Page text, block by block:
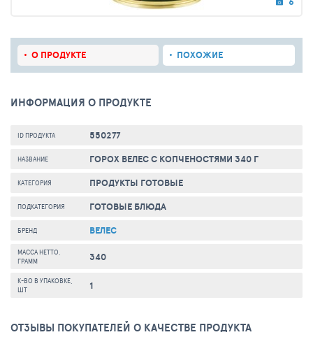
О ПРОДУКТЕ ПОХОЖИЕ
ИНФОРМАЦИЯ О ПРОДУКТЕ
ID ПРОДУКТА 550277
НАЗВАНИЕ ГОРОХ ВЕЛЕС С КОПЧЕНОСТЯМИ 340 Г
КАТЕГОРИЯ ПРОДУКТЫ ГОТОВЫЕ
ПОДКАТЕГОРИЯ ГОТОВЫЕ БЛЮДА
БРЕНД ВЕЛЕС
МАССА НЕТТО,
ГРАММ
340
К-ВО В УПАКОВКЕ,
ШТ
1
ОТЗЫВЫ ПОКУПАТЕЛЕЙ О КАЧЕСТВЕ ПРОДУКТА